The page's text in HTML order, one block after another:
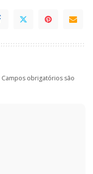
Campos obrigatórios são